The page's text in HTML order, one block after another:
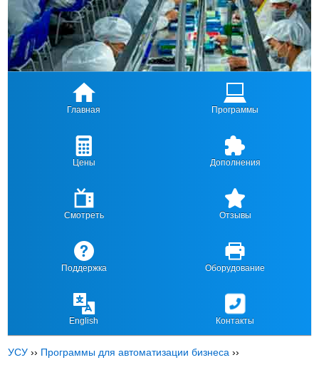
Главная Программы
Цены Дополнения
Смотреть Отзывы
Поддержка Оборудование
English Контакты
УСУ ›› Программы для автоматизации бизнеса ››